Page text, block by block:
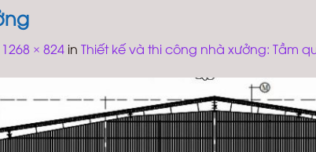
1268 × 824 in Thiết kế và thi công nhà xưởng: Tầm